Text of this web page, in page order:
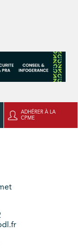
ADHÉRER À LA
CPME